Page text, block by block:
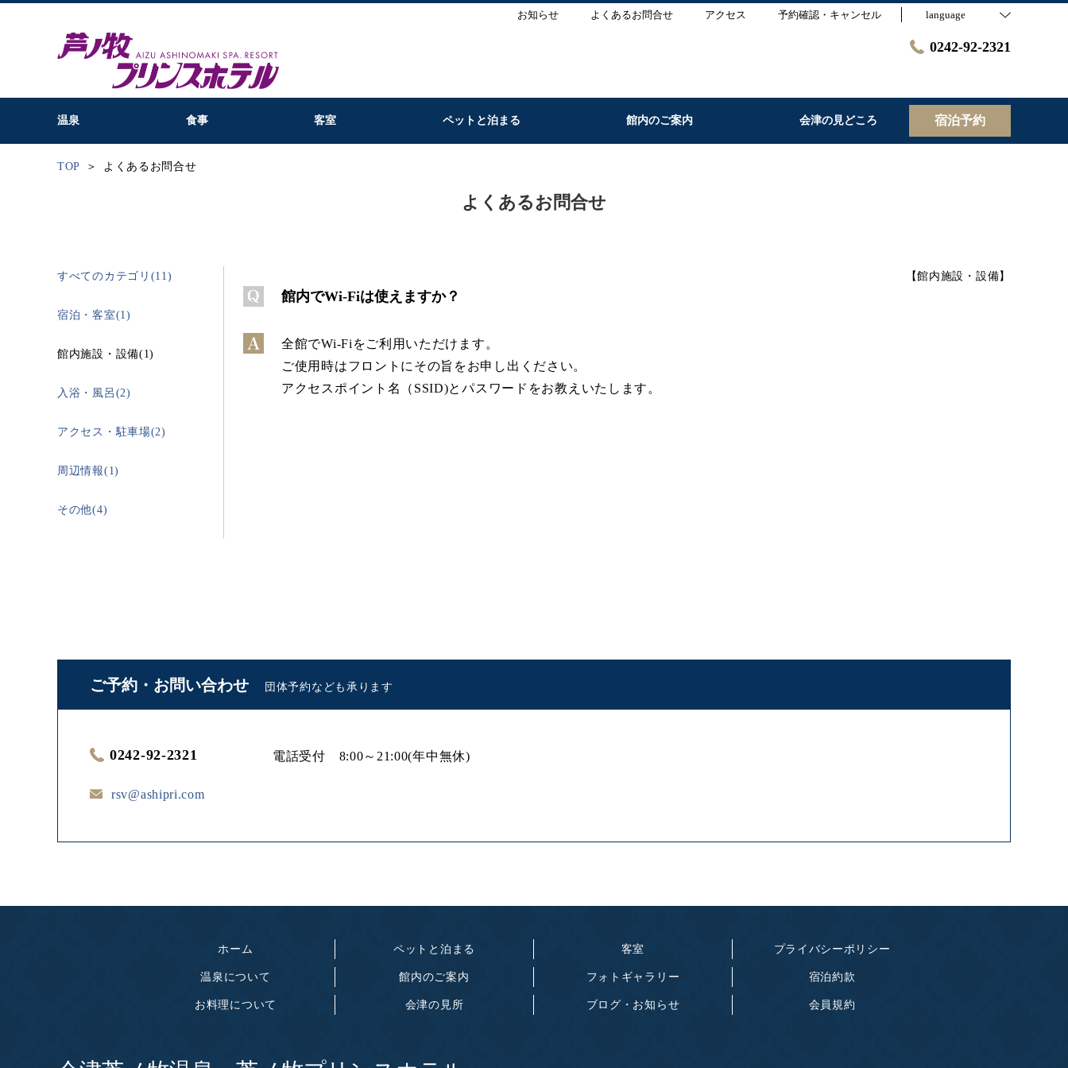
お知らせ よくあるお問合せ アクセス 予約確認・キャンセル language
0242-92-2321
温泉 食事 客室 ペットと泊まる 館内のご案内 会津の見どころ 宿泊予約
TOP よくあるお問合せ
よくあるお問合せ
すべてのカテゴリ(11)
宿泊・客室(1)
館内施設・設備(1)
入浴・風呂(2)
アクセス・駐車場(2)
周辺情報(1)
その他(4)
【館内施設・設備】
館内でWi-Fiは使えますか？
全館でWi-Fiをご利用いただけます。
ご使用時はフロントにその旨をお申し出ください。
アクセスポイント名（SSID)とパスワードをお教えいたします。
ご予約・お問い合わせ 団体予約なども承ります
0242-92-2321 電話受付 8:00～21:00(年中無休)
rsv@ashipri.com
ホーム
温泉について
お料理について
ペットと泊まる
館内のご案内
会津の見所
客室
フォトギャラリー
ブログ・お知らせ
プライバシーポリシー
宿泊約款
会員規約